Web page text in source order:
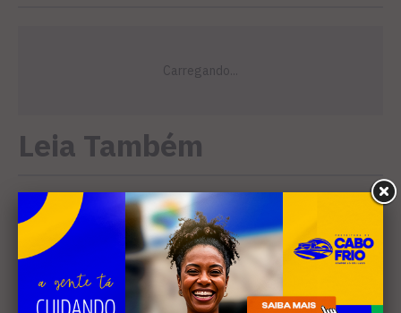
Leia Também
EVENTOS
Cabo Frio recebe 20ª edição
do Diveneta Moto Fest neste
fim de semana